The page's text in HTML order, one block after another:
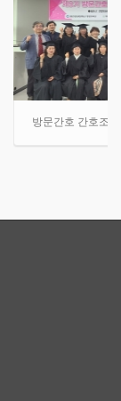
방문간호 간호조